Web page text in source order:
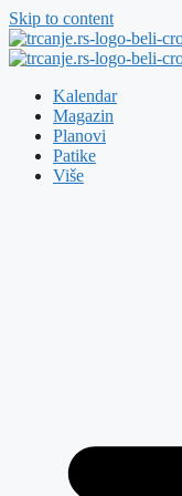
Skip to content
Kalendar
Magazin
Planovi
Patike
Više